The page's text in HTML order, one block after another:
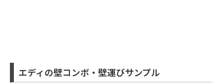
エディの壁コンボ・壁運びサンプル